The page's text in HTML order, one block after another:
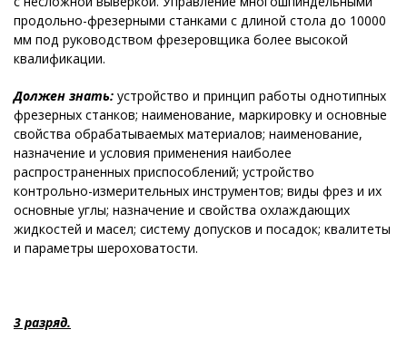
продольно-фрезерными станками с длиной стола до 10000
мм под руководством фрезеровщика более высокой
квалификации.
Должен знать: устройство и принцип работы однотипных
фрезерных станков; наименование, маркировку и основные
свойства обрабатываемых материалов; наименование,
назначение и условия применения наиболее
распространенных приспособлений; устройство
контрольно-измерительных инструментов; виды фрез и их
основные углы; назначение и свойства охлаждающих
жидкостей и масел; систему допусков и посадок; квалитеты
и параметры шероховатости.
3 разряд.